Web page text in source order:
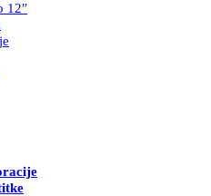
12″